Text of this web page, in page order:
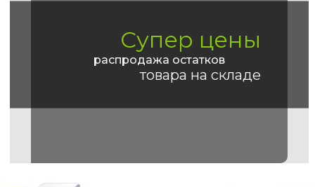
Супер цены
распродажа остатков
товара на складе